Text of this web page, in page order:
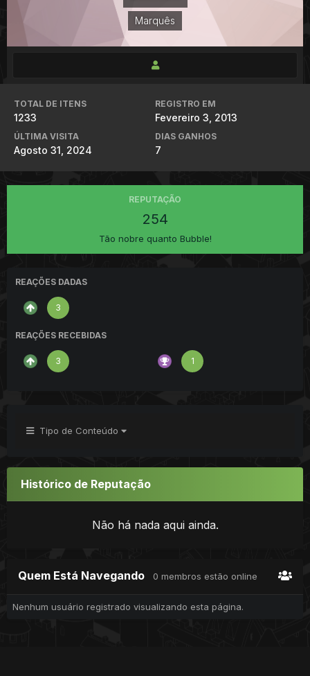
Marquês
TOTAL DE ITENS
1233
REGISTRO EM
Fevereiro 3, 2013
ÚLTIMA VISITA
Agosto 31, 2024
DIAS GANHOS
7
REPUTAÇÃO
254
Tão nobre quanto Bubble!
REAÇÕES DADAS
3
REAÇÕES RECEBIDAS
3 1
Tipo de Conteúdo
Histórico de Reputação
Não há nada aqui ainda.
Quem Está Navegando 0 membros estão online
Nenhum usuário registrado visualizando esta página.